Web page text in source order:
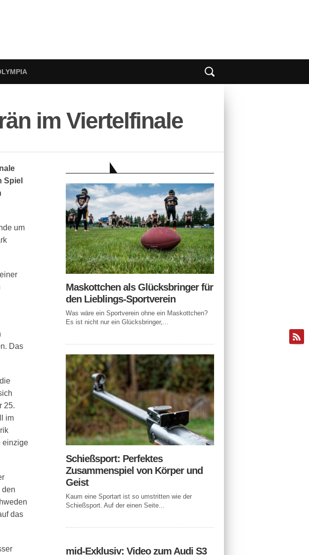
im Viertelfinale
Spiel
um
Das
25.
im
einzige
den
das
Maskottchen als Glücksbringer für
den Lieblings-Sportverein
Was wäre ein Sportverein ohne ein Maskottchen?
Es ist nicht nur ein Glücksbringer,...
Schießsport: Perfektes
Zusammenspiel von Körper und
Geist
Kaum eine Sportart ist so umstritten wie der
Schießsport. Auf der einen Seite...
mid-Exklusiv: Video zum Audi S3